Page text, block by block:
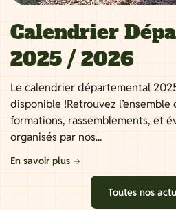
Calendrier
2025 / 2026
Le calendrier départemental
disponible !Retrouvez
formations, rassemblements, et
organisés par nos...
En savoir plus
Toutes nos